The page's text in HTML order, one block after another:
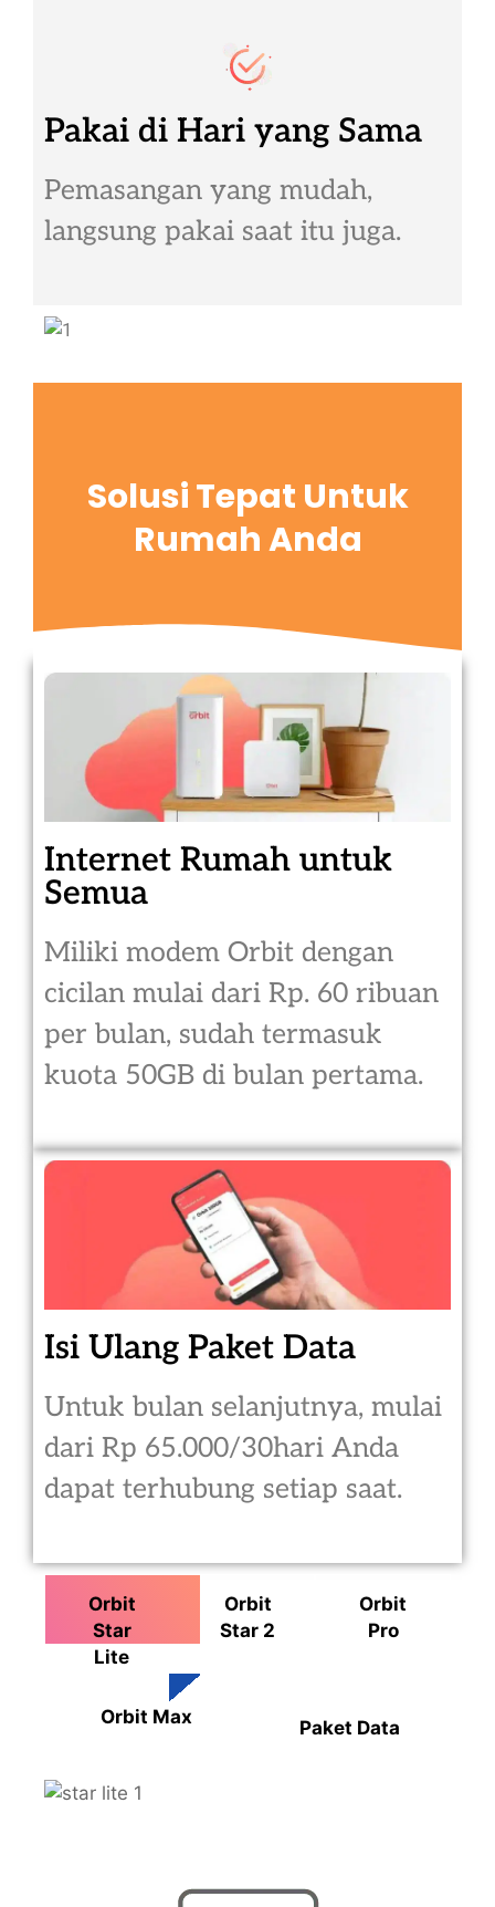
Pakai di Hari yang Sama
Pemasangan yang mudah,
langsung pakai saat itu juga.
Solusi Tepat Untuk
Rumah Anda
Internet Rumah untuk
Semua
Miliki modem Orbit dengan
cicilan mulai dari Rp. 60 ribuan
per bulan, sudah termasuk
kuota 50GB di bulan pertama.
Isi Ulang Paket Data
Untuk bulan selanjutnya, mulai
dari Rp 65.000/30hari Anda
dapat terhubung setiap saat.
Orbit
Star
Lite
Orbit
Star 2
Orbit
Pro
Orbit Max Paket Data